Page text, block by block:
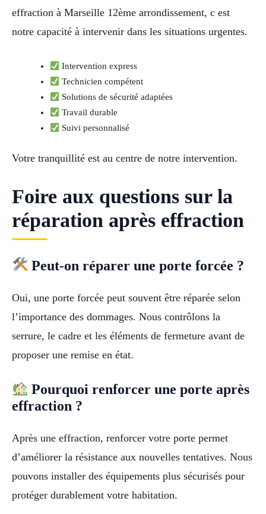
effraction à Marseille 12ème arrondissement, c est
notre capacité à intervenir dans les situations urgentes.
Intervention express
Technicien compétent
Solutions de sécurité adaptées
Travail durable
Suivi personnalisé
Votre tranquillité est au centre de notre intervention.
Foire aux questions sur la
réparation après effraction
Peut-on réparer une porte forcée ?
Oui, une porte forcée peut souvent être réparée selon
l’importance des dommages. Nous contrôlons la
serrure, le cadre et les éléments de fermeture avant de
proposer une remise en état.
Pourquoi renforcer une porte après
effraction ?
Après une effraction, renforcer votre porte permet
d’améliorer la résistance aux nouvelles tentatives. Nous
pouvons installer des équipements plus sécurisés pour
protéger durablement votre habitation.